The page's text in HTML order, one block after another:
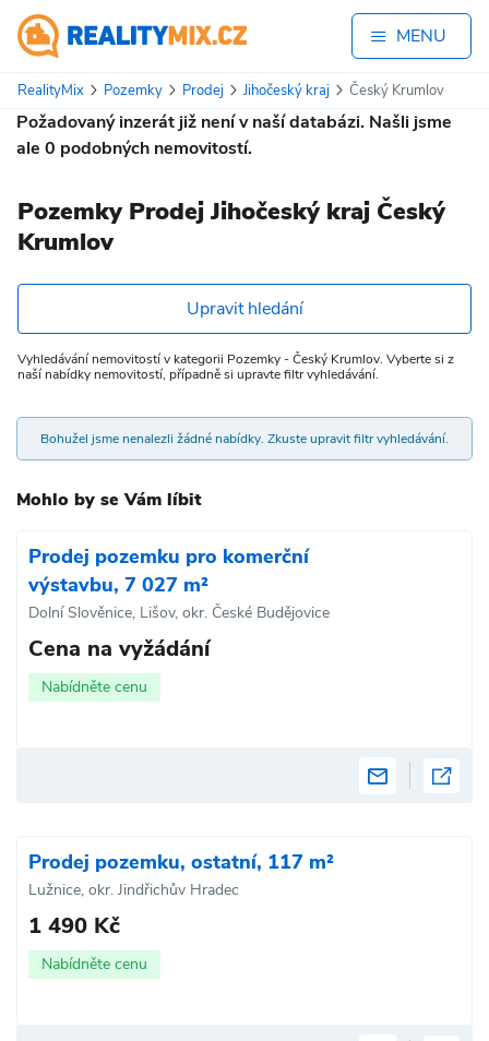
MENU
RealityMix Pozemky Prodej Jihočeský kraj Český Krumlov
Požadovaný inzerát již není v naší databázi. Našli jsme
ale 0 podobných nemovitostí.
Pozemky Prodej Jihočeský kraj Český
Krumlov
Upravit hledání
Vyhledávání nemovitostí v kategorii Pozemky - Český Krumlov. Vyberte si z
naší nabídky nemovitostí, případně si upravte filtr vyhledávání.
Bohužel jsme nenalezli žádné nabídky. Zkuste upravit filtr vyhledávání.
Mohlo by se Vám líbit
Prodej pozemku pro komerční
výstavbu, 7 027 m²
Dolní Slověnice, Lišov, okr. České Budějovice
Cena na vyžádání
Nabídněte cenu
Prodej pozemku, ostatní, 117 m²
Lužnice, okr. Jindřichův Hradec
1 490 Kč
Nabídněte cenu